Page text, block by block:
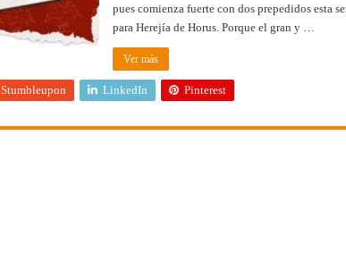
pues comienza fuerte con dos prepedidos esta
para Herejía de Horus. Porque el gran y …
Ver más
Stumbleupon LinkedIn Pinterest